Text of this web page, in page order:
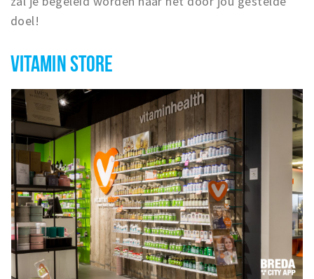
doel!
VITAMIN STORE